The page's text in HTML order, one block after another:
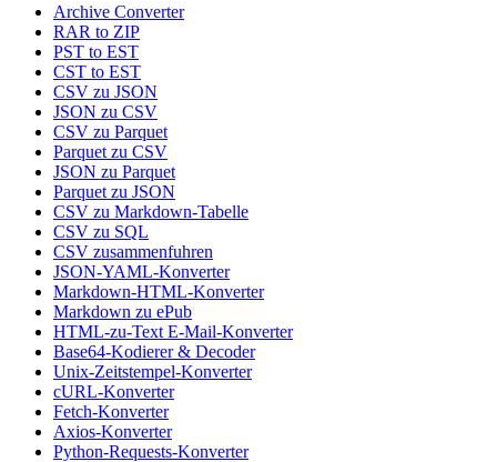
Archive Converter
RAR to ZIP
PST to EST
CST to EST
CSV zu JSON
JSON zu CSV
CSV zu Parquet
Parquet zu CSV
JSON zu Parquet
Parquet zu JSON
CSV zu Markdown-Tabelle
CSV zu SQL
CSV zusammenfuhren
JSON-YAML-Konverter
Markdown-HTML-Konverter
Markdown zu ePub
HTML-zu-Text E-Mail-Konverter
Base64-Kodierer & Decoder
Unix-Zeitstempel-Konverter
cURL-Konverter
Fetch-Konverter
Axios-Konverter
Python-Requests-Konverter